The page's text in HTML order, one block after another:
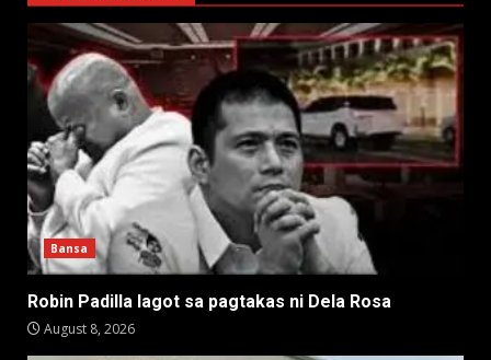
Bansa
Robin Padilla lagot sa pagtakas ni Dela Rosa
August 8, 2026